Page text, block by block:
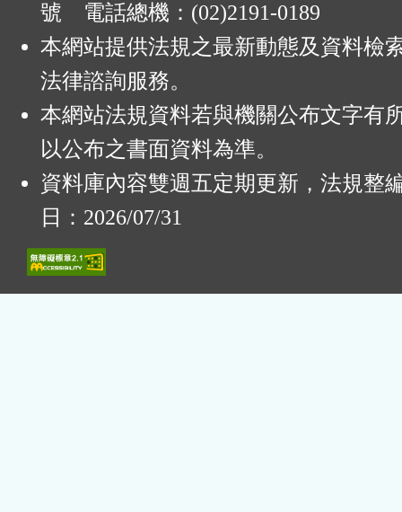
號 電話總機：(02)2191-0189
本網站提供法規之最新動態及資料檢
法律諮詢服務。
本網站法規資料若與機關公布文字有
以公布之書面資料為準。
資料庫內容雙週五定期更新，法規整
日：2026/07/31